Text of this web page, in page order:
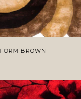
FORM BROWN